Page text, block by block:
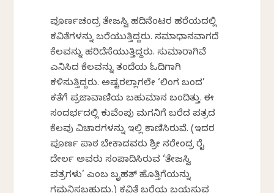
ಪೂರ್ಣಚಂದ್ರ ತೇಜಸ್ವಿ ಹದಿನೆಂಟರ ಹರೆಯದಲ್ಲಿ
ಕವಿತೆಗಳನ್ನು ಬರೆಯುತ್ತಿದ್ದರು. ಸಮಾಧಾನವಾಗದೆ
ಕೆಲವನ್ನು ಹರಿದೆಸೆಯುತ್ತಿದ್ದರು. ಸುಮಾರಾಗಿವೆ
ಎನಿಸಿದ ಕೆಲವನ್ನು ತಂದೆಯ ಓದಿಗಾಗಿ
ಕಳಿಸುತ್ತಿದ್ದರು. ಅಷ್ಟರಲ್ಲಾಗಲೇ ‘ಲಿಂಗ ಬಂದ’
ಕತೆಗೆ ಪ್ರಜಾವಾಣಿಯ ಬಹುಮಾನ ಬಂದಿತ್ತು. ಈ
ಸಂದರ್ಭದಲ್ಲಿ ಕುವೆಂಪು ಮಗನಿಗೆ ಬರೆದ ಪತ್ರದ
ಕೆಲವು ವಿಚಾರಗಳನ್ನು ಇಲ್ಲಿ ಕಾಣಿಸಿರುವೆ. (ಇದರ
ಪೂರ್ಣ ಪಾಠ ಬೇಕಾದವರು ಶ್ರೀ ನರೇಂದ್ರ ರೈ
ದೇರ್ಲ ಅವರು ಸಂಪಾದಿಸಿರುವ ‘ತೇಜಸ್ವಿ
ಪತ್ರಗಳು’ ಎಂಬ ಬೃಹತ್ ಹೊತ್ತಿಗೆಯನ್ನು